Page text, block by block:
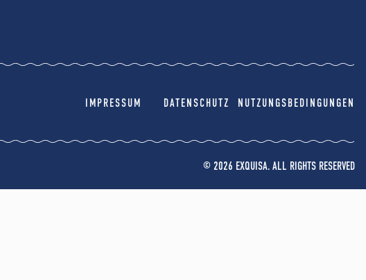
IMPRESSUM DATENSCHUTZ NUTZUNGSBEDINGUNGEN
© 2026 EXQUISA. ALL RIGHTS RESERVED